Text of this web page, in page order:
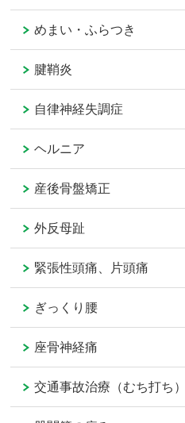
めまい・ふらつき
腱鞘炎
自律神経失調症
ヘルニア
産後骨盤矯正
外反母趾
緊張性頭痛、片頭痛
ぎっくり腰
座骨神経痛
交通事故治療（むち打ち）